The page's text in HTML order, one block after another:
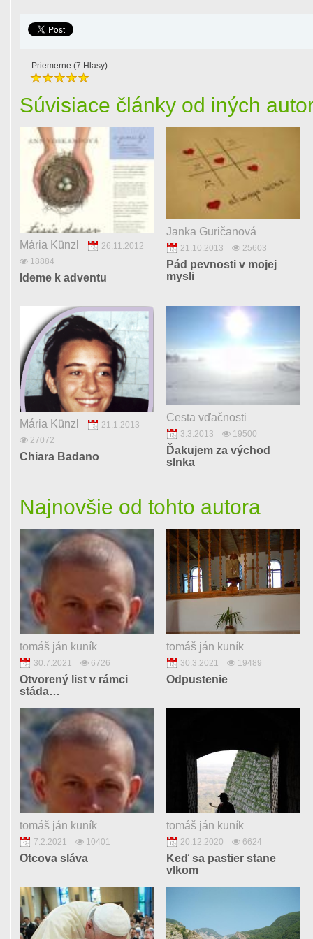
Priemerne (7 Hlasy)
Súvisiace články od iných
Mária Künzl
26.11.2012
18884
Ideme k adventu
Janka Guričanová
21.10.2013 25603
Pád pevnosti v mojej
mysli
Mária Künzl
21.1.2013
27072
Chiara Badano
Cesta vďačnosti
3.3.2013 19500
Ďakujem za východ
slnka
Najnovšie od tohto autora
tomáš ján kuník
30.7.2021 6726
Otvorený list v rámci
stáda…
tomáš ján kuník
30.3.2021 19489
Odpustenie
tomáš ján kuník
7.2.2021 10401
Otcova sláva
tomáš ján kuník
20.12.2020 6624
Keď sa pastier stane
vlkom